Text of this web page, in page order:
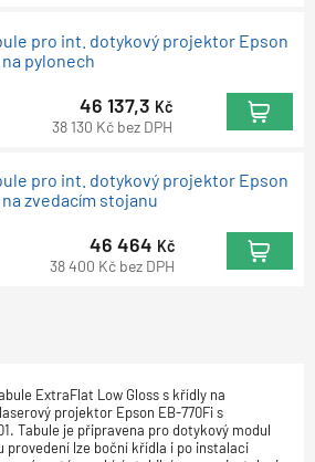
pro int. dotykový projektor Epson
pylonech
46 137,3 Kč
38 130 Kč bez DPH
pro int. dotykový projektor Epson
zvedacím stojanu
46 464 Kč
38 400 Kč bez DPH
ExtraFlat Low Gloss s křídly na
projektor Epson EB-770Fi s
Tabule je připravena pro dotykový modul
provedení lze boční křídla i po instalaci